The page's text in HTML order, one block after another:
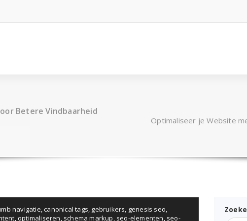
Betere Vindbaarheid
Optimaliseer je Website
navigatie,canonical tags, gebruikers, genesis seo,
,optimaliseren, schema markup, seo-elementen, seo-